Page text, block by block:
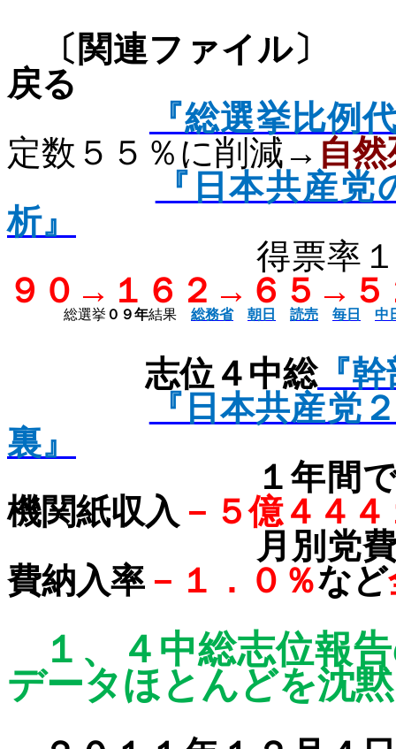
〔関連フ
戻る
『総選挙比例
定数５５％に削減→ 自
『日本共産
析』
得票率
９０→１６２→６５→
総選挙 ０９年結果 総務省 朝日 読売 毎日 中
志位４中総『幹
『日本共産党
裏』
１年間で、
機関紙収入 －５億４４
月別党費納
費納入率 －１．０％など
１、
４中総志位報
データほとんどを沈